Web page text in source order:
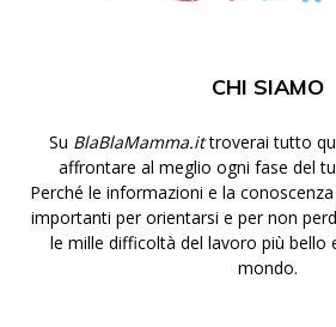
CHI SIAMO
Su BlaBlaMamma.ittroverai tutto
affrontare al meglio ogni fase del
Perché le informazioni e la
importanti per orientarsi e per non
le mille difficoltà del lavoro più bello
mondo.